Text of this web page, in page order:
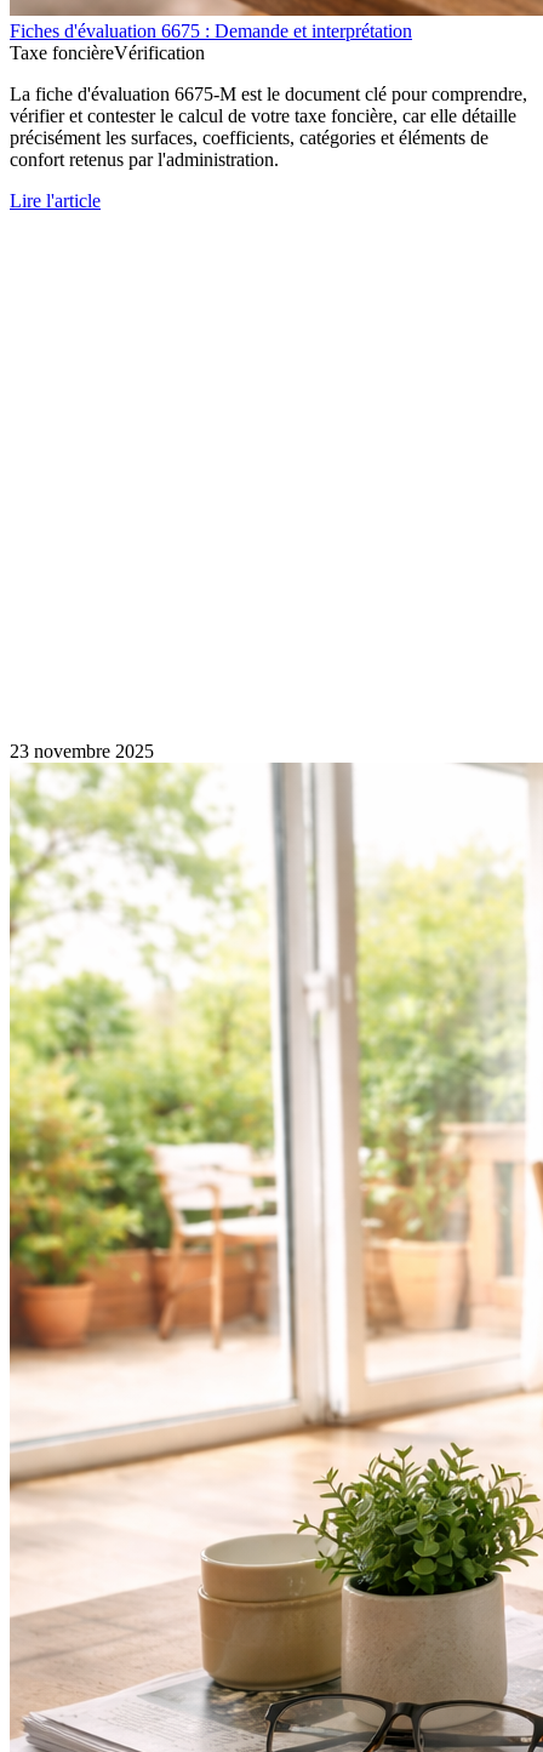
Fiches d'évaluation 6675 : Demande et interprétation
Taxe foncièreVérification
La fiche d'évaluation 6675-M est le document clé pour comprendre,
vérifier et contester le calcul de votre taxe foncière, car elle détaille
précisément les surfaces, coefficients, catégories et éléments de
confort retenus par l'administration.
Lire l'article
23 novembre 2025